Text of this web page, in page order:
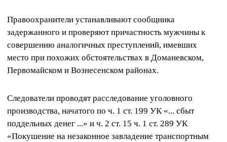
Правоохранители устанавливают сообщника
задержанного и проверяют причастность мужчины к
совершению аналогичных преступлений, имевших
место при похожих обстоятельствах в Доманевском,
Первомайском и Вознесенском районах.
Следователи проводят расследование уголовного
производства, начатого по ч. 1 ст. 199 УК «... сбыт
поддельных денег ...» и ч. 2 ст. 15 ч. 1 ст. 289 УК
«Покушение на незаконное завладение транспортным